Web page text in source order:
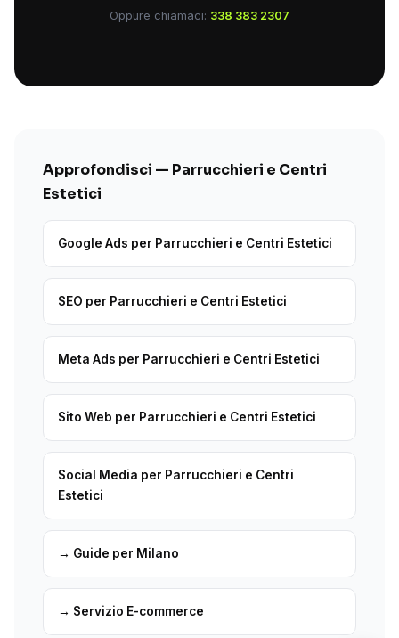
Oppure chiamaci: 338 383 2307
Approfondisci — Parrucchieri e Centri
Estetici
Google Ads per Parrucchieri e Centri Estetici
SEO per Parrucchieri e Centri Estetici
Meta Ads per Parrucchieri e Centri Estetici
Sito Web per Parrucchieri e Centri Estetici
Social Media per Parrucchieri e Centri
Estetici
→ Guide per Milano
→ Servizio E-commerce